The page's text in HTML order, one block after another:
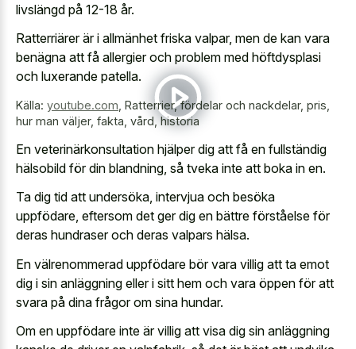
livslängd på 12-18 år.
Ratterriärer är i allmänhet friska valpar, men de kan vara
benägna att få allergier och problem med höftdysplasi
och luxerande patella.
Källa: youtube.com Ratterrier, fördelar och nackdelar, pris,
hur man väljer, fakta, vård, historia
En veterinärkonsultation hjälper dig att få en fullständig
hälsobild för din blandning, så tveka inte att boka in en.
Ta dig tid att undersöka, intervjua och besöka
uppfödare, eftersom det ger dig en bättre förståelse för
deras hundraser och deras valpars hälsa.
En välrenommerad uppfödare bör vara villig att ta emot
dig i sin anläggning eller i sitt hem och vara öppen för att
svara på dina frågor om sina hundar.
Om en uppfödare inte är villig att visa dig sin anläggning